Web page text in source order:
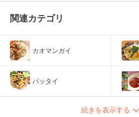
関連カテゴリ
カオマンガイ
パッタイ
続きを表示する